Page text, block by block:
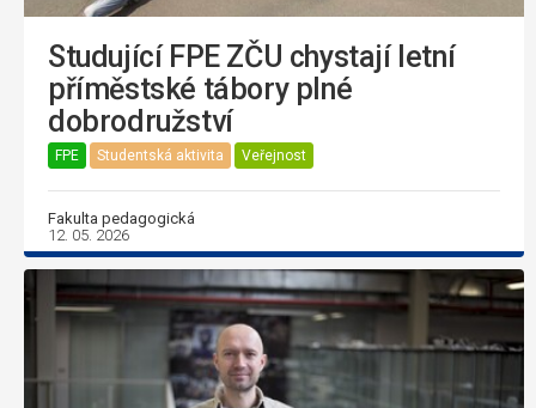
Studující FPE ZČU chystají letní
příměstské tábory plné
dobrodružství
FPE Studentská aktivita Veřejnost
Fakulta pedagogická
12. 05. 2026